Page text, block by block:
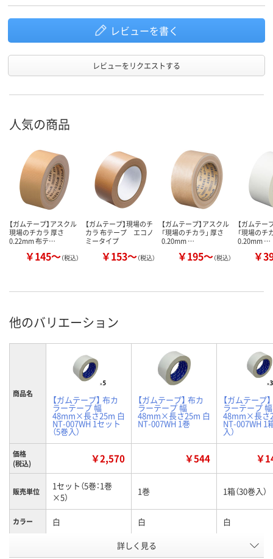
レビューを書く
レビューをリクエストする
人気の商品
【ガムテープ】アスクル
現場のチカラ 厚さ
0.22mm 布テ…
￥145～（税込）
【ガムテープ】現場のチ
カラ 布テープ エコノ
ミータイプ
￥153～（税込）
【ガムテープ】アスクル
「現場のチカラ」 厚さ
0.20mm …
￥195～（税込）
【ガムテー
「現場のチ
0.20mm …
￥
他のバリエーション
商品名
【ガムテープ】 布カ
ラーテープ 幅
48mm×長さ25m 白
NT-007WH 1セット
（5巻入）
【ガムテープ】 布カ
ラーテープ 幅
48mm×長さ25m 白
NT-007WH 1巻
【ガムテープ
ラーテープ 幅
48mm×長さ
NT-007WH 1
入）
価格
(税込)
￥2,570 ￥544 ￥
販売単位
1セット（5巻：1巻
×5）
1巻 1箱（30巻入）
カラー 白 白 白
EJ42407 EJ50500
詳しく見る